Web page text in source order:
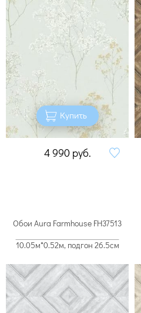
Купить
4 990 руб.
Обои Aura Farmhouse FH37513
10.05м*0.52м, подгон 26.5см